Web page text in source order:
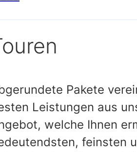
Pakete
Leistungen aus
welche Ihnen
feinsten